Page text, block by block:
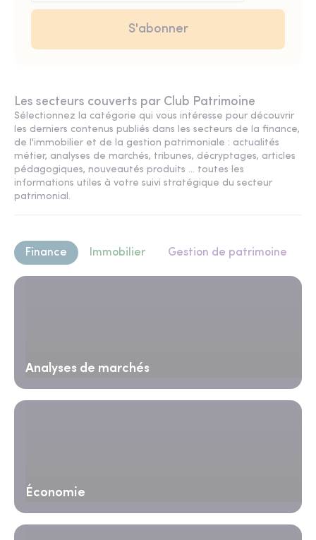
Les secteurs couverts par Club Patrimoine
Sélectionnez la catégorie qui vous intéresse pour découvrir
les derniers contenus publiés dans les secteurs de la finance,
de l'immobilier et de la gestion patrimoniale : actualités
métier, analyses de marchés, tribunes, décryptages, articles
pédagogiques, nouveautés produits ... toutes les
informations utiles à votre suivi stratégique du secteur
patrimonial.
Finance Immobilier Gestion de patrimoine
Analyses de marchés
Économie